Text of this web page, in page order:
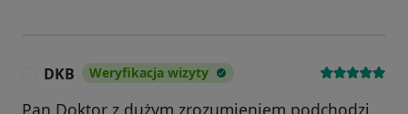
DKB Weryfikacja wizyty
Pan Doktor z dużym zrozumieniem podchodzi